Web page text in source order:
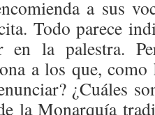
a sus
Todo parece
en la palestra.
a los que,
¿Cuáles
la Monarquía